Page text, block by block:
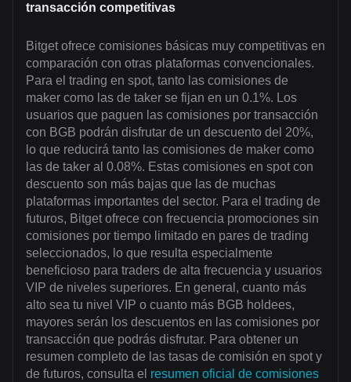
transacción competitivas
Bitget ofrece comisiones básicas muy competitivas en
comparación con otras plataformas convencionales.
Para el trading en spot, tanto las comisiones de
maker como las de taker se fijan en un 0.1%. Los
usuarios que paguen las comisiones por transacción
con BGB podrán disfrutar de un descuento del 20%,
lo que reducirá tanto las comisiones de maker como
las de taker al 0.08%. Estas comisiones en spot con
descuento son más bajas que las de muchas
plataformas importantes del sector. Para el trading de
futuros, Bitget ofrece con frecuencia promociones sin
comisiones por tiempo limitado en pares de trading
seleccionados, lo que resulta especialmente
beneficioso para traders de alta frecuencia y usuarios
VIP de niveles superiores. En general, cuanto más
alto sea tu nivel VIP o cuanto más BGB holdees,
mayores serán los descuentos en las comisiones por
transacción que podrás disfrutar. Para obtener un
resumen completo de las tasas de comisión en spot y
de futuros, consulta el resumen oficial de comisiones